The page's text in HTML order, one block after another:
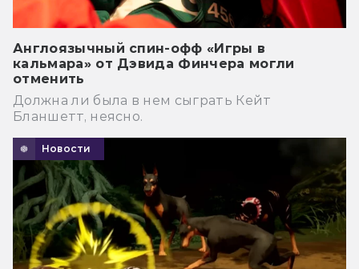
Англоязычный спин-офф «Игры в
кальмара» от Дэвида Финчера могли
отменить
Должна ли была в нем сыграть Кейт
Бланшетт, неясно.
Новости